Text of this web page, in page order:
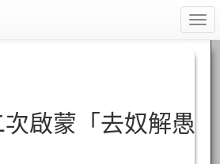
次啟蒙「去奴解愚